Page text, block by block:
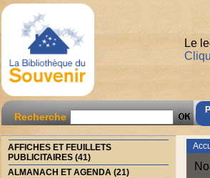
Le
Recherche
AFFICHES ET FEUILLETS
PUBLICITAIRES (41)
ALMANACH ET AGENDA (21)